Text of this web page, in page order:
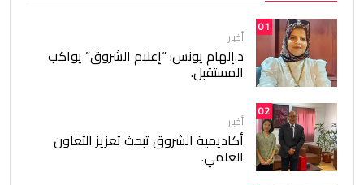
01
أخبار
د.إلهام يونس: “إعلام الشروق” يواكب
المستقبل.
02
أخبار
أكاديمية الشروق تبحث تعزيز التعاون
العلمي.